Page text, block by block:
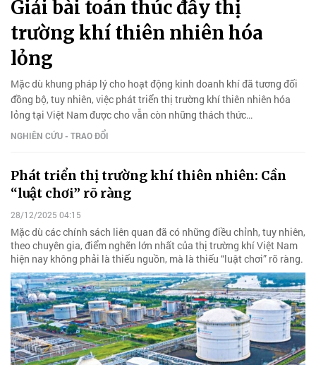
Giải bài toán thúc đẩy thị
trường khí thiên nhiên hóa
lỏng
Mặc dù khung pháp lý cho hoạt động kinh doanh khí đã tương đối
đồng bộ, tuy nhiên, việc phát triển thị trường khí thiên nhiên hóa
lỏng tại Việt Nam được cho vẫn còn những thách thức…
NGHIÊN CỨU - TRAO ĐỔI
Phát triển thị trường khí thiên nhiên: Cần
“luật chơi” rõ ràng
28/12/2025 04:15
Mặc dù các chính sách liên quan đã có những điều chỉnh, tuy nhiên,
theo chuyên gia, điểm nghẽn lớn nhất của thị trường khí Việt Nam
hiện nay không phải là thiếu nguồn, mà là thiếu “luật chơi” rõ ràng.